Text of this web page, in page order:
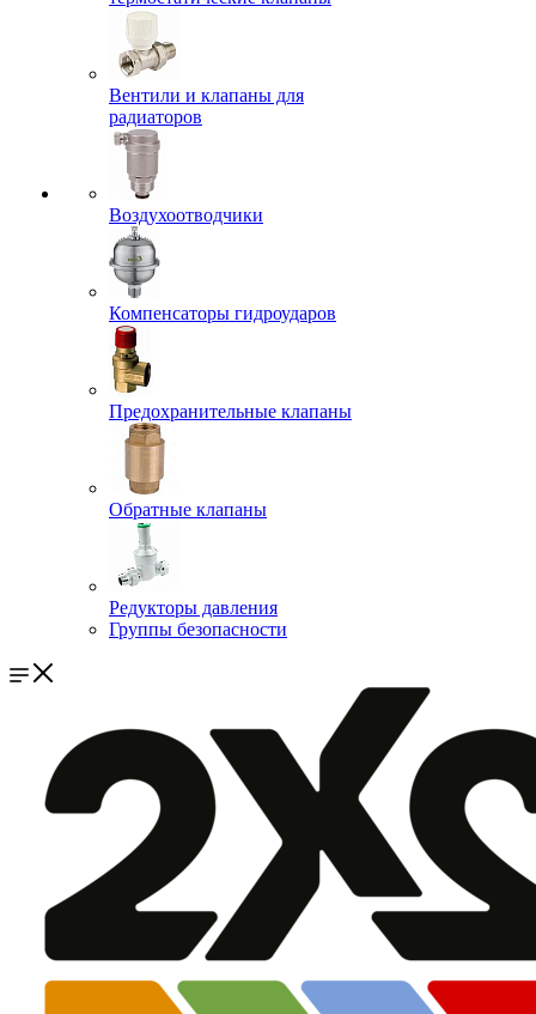
Вентили и клапаны для
радиаторов
Воздухоотводчики
Компенсаторы гидроударов
Предохранительные клапаны
Обратные клапаны
Редукторы давления
Группы безопасности